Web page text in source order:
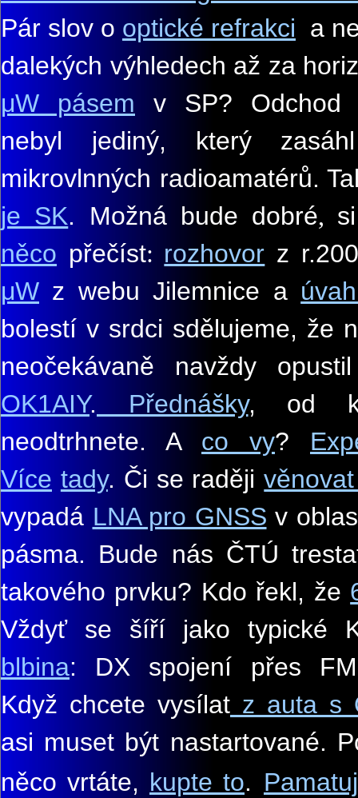
Pár slov o optické refrakci a
dalekých výhledech až za
μW pásem v SP? Odchod
nebyl jediný, který
mikrovlnných radioamatérů.
je SK. Možná bude dobré,
něco přečíst: rozhovor z
μW z webu Jilemnice a
bolestí v srdci sdělujeme, že
neočekávaně navždy
OK1AIY. Přednášky, od
neodtrhnete. A co vy?
Více tady. Či se raději
vypadá LNA pro GNSS v
pásma. Bude nás ČTÚ
takového prvku? Kdo řekl, že
Vždyť se šíří jako typické
blbina: DX spojení přes
Když chcete vysílat z auta s
asi muset být nastartované.
něco vrtáte, kupte to.